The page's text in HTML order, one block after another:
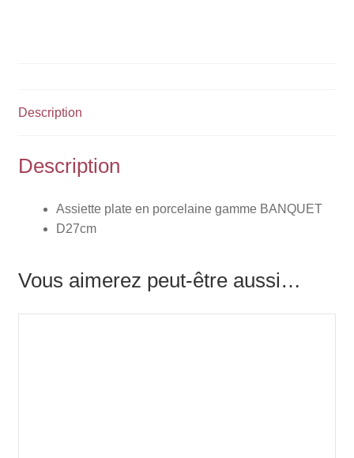
Description
Description
Assiette plate en porcelaine gamme BANQUET
D27cm
Vous aimerez peut-être aussi…